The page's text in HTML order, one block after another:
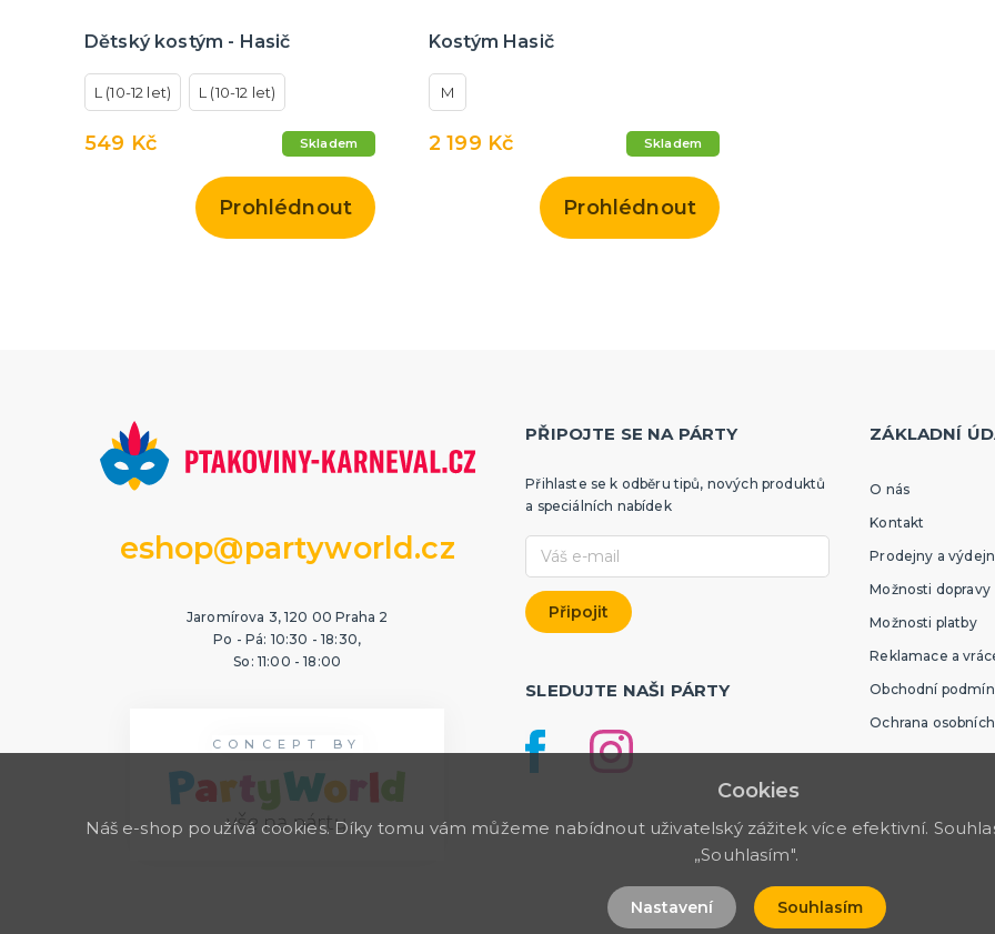
Dětský kostým - Hasič
L (10-12 let) L (10-12 let)
549 Kč Skladem
Prohlédnout
Kostým Hasič
M
2 199 Kč Skladem
Prohlédnout
eshop@partyworld.cz
Jaromírova 3, 120 00 Praha 2
Po - Pá: 10:30 - 18:30,
So: 11:00 - 18:00
CONCEPT BY
PŘIPOJTE SE NA PÁRTY
Přihlaste se k odběru tipů, nových produktů
a speciálních nabídek
SLEDUJTE NAŠI PÁRTY
ZÁKLADNÍ
O nás
Kontakt
Prodejny a
Možnosti dopravy
Možnosti platby
Reklamace a
Obchodní
Ochrana
Cookies
Náš e-shop používá cookies. Díky tomu vám můžeme nabídnout uživatelský zážitek více efektivní.
„Souhlasím".
Nastavení Souhlasím